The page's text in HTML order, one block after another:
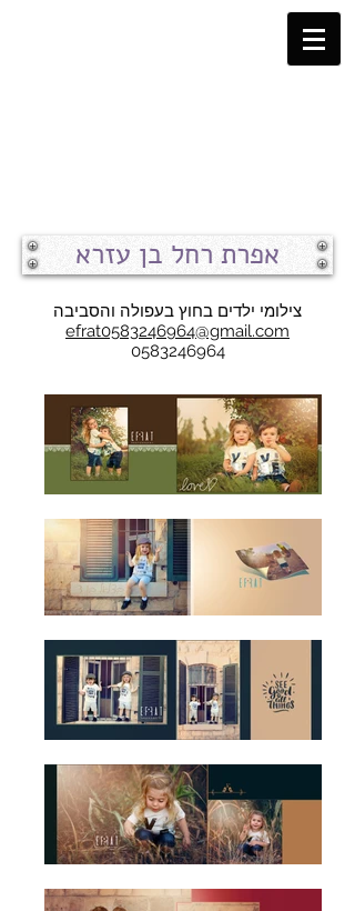
אפרת רחל בן עזרא
צילומי ילדים בחוץ בעפולה והסביבה
efrat0583246964@gmail.com
0583246964